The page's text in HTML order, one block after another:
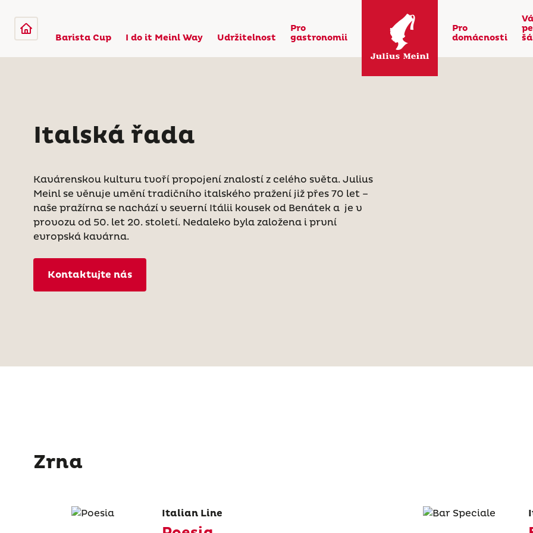
Barista Cup I do it Meinl Way Udržitelnost
Pro
gastronomii
Pro
domácnosti
Italská řada
Kavárenskou kulturu tvoří propojení znalostí z celého světa. Julius
Meinl se věnuje umění tradičního italského pražení již přes 70 let –
naše pražírna se nachází v severní Itálii kousek od Benátek a je v
provozu od 50. let 20. století. Nedaleko byla založena i první
evropská kavárna.
Kontaktujte nás
Zrna
Italian Line